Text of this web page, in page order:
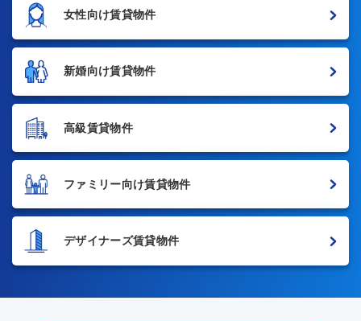
女性向け賃貸物件
新婚向け賃貸物件
高級賃貸物件
ファミリー向け賃貸物件
デザイナーズ賃貸物件